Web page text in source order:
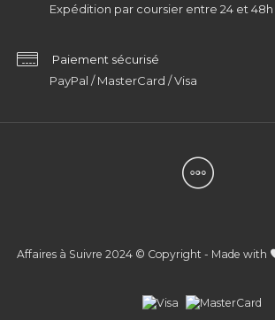
Expédition par coursier entre 24 et 48h
Paiement sécurisé
PayPal / MasterCard / Visa
Affaires à Suivre 2024 © Copyright - Made with